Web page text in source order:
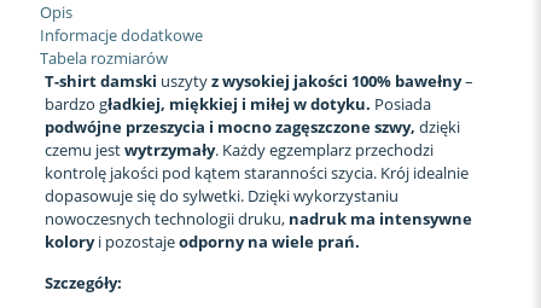
Opis
Informacje dodatkowe
Tabela rozmiarów
T-shirt damski uszytyz wysokiej jakości 100% bawełny–
bardzo gładkiej, miękkiej i miłej w dotyku. Posiada
podwójne przeszycia i mocno zagęszczone szwy, dzięki
czemu jestwytrzymały. Każdy egzemplarz przechodzi
kontrolę jakości pod kątem staranności szycia. Krój idealnie
dopasowuje się do sylwetki. Dzięki wykorzystaniu
nowoczesnych technologii druku, nadruk ma intensywne
koloryi pozostajeodporny na wiele prań.
Szczegóły: